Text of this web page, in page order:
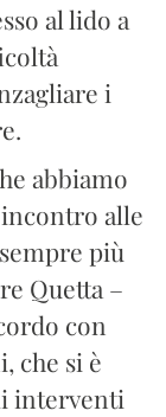
al lido a
i
abbiamo
alle
più
Quetta –
con
che si è
interventi